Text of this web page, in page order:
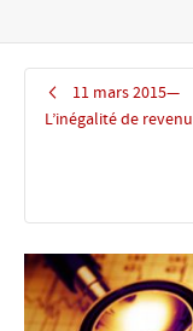
11 mars 2015—
L’inégalité de revenu